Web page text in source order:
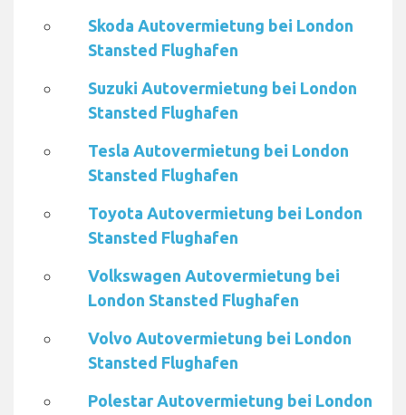
Skoda Autovermietung bei London
Stansted Flughafen
Suzuki Autovermietung bei London
Stansted Flughafen
Tesla Autovermietung bei London
Stansted Flughafen
Toyota Autovermietung bei London
Stansted Flughafen
Volkswagen Autovermietung bei
London Stansted Flughafen
Volvo Autovermietung bei London
Stansted Flughafen
Polestar Autovermietung bei London